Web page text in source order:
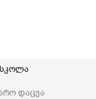
დაცვა